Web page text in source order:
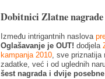
Dobitnici Zlatne
Između intrigantnih naslova
Oglašavanje je OUT! dodjela
kampanja 2010, sve priznatija
zadatke, već i od uglednih
šest nagrada i dvije